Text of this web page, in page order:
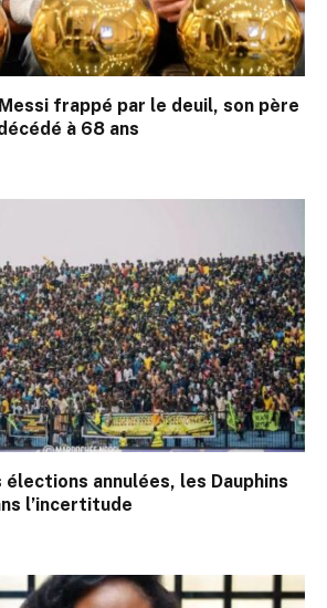
frappé par le deuil, son père
à 68 ans
élections annulées, les Dauphins
l’incertitude